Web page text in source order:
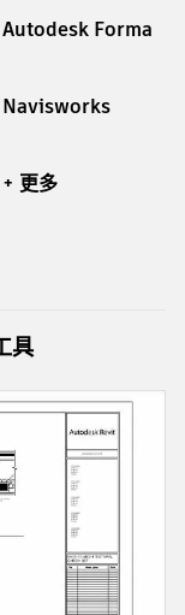
Autodesk Forma
Navisworks
+ 更多
具